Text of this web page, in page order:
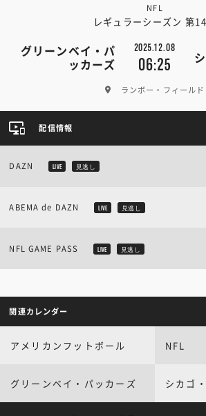
NFL
レギュラーシーズン 第
グリーンベイ・パ
ッカーズ
2025.12.08
06:25
ランボー・フィールド
配信情報
DAZN LIVE 見逃し
ABEMA de DAZN LIVE 見逃し
NFL GAME PASS LIVE 見逃し
関連カレンダー
アメリカンフットボール NFL
グリーンベイ・パッカーズ シカゴ